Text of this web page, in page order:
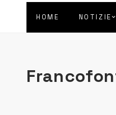
HOME NOTIZIE